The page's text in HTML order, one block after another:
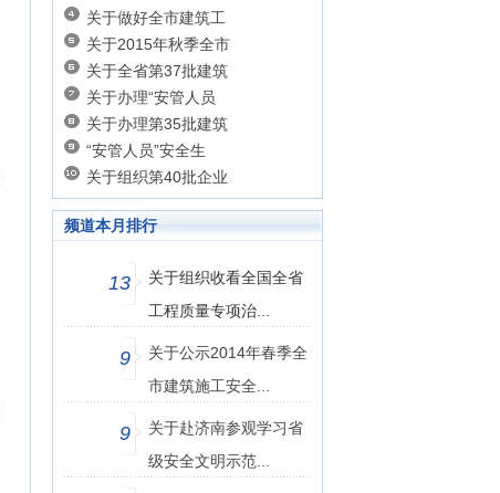
关于做好全市建筑工
关于2015年秋季全市
关于全省第37批建筑
关于办理“安管人员
关于办理第35批建筑
“安管人员”安全生
关于组织第40批企业
频道本月排行
13
关于组织收看全国全省
工程质量专项治...
9
关于公示2014年春季全
市建筑施工安全...
9
关于赴济南参观学习省
级安全文明示范...